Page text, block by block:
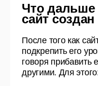
Что дальше
сайт создан
После того как
подкрепить его
говоря прибавить
другими. Для